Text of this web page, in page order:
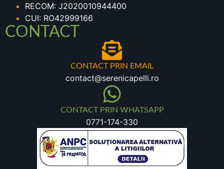
RECOM: J2020010944400
CUI: RO42999166
CONTACT
CONTACT PRIN EMAIL
contact@serenicapelli.ro
CONTACT PRIN WHATSAPP
0771-174-330